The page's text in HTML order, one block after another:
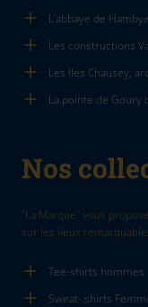
L'abbaye de
Les constructions
Les Iles Chausey,
La pointe de Goury
Nos
"La Marque" vous
sur les lieux
Tee-shirts hommes
Sweat- shirts